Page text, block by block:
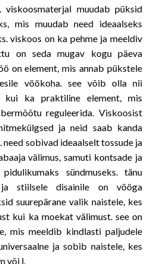
viskoosmaterjal muudab püksid
mis muudab need ideaalseks
viskoos on ka pehme ja meeldiv
on seda mugav kogu päeva
on element, mis annab pükstele
vöökoha. see võib olla nii
kui ka praktiline element, mis
reguleerida. Viskoosist
ja neid saab kanda
sobivad ideaalselt tossude ja
välimus, samuti kontsade ja
sündmuseks. tänu
stiilsele disainile on vööga
suurepärane valik naistele, kes
kui ka moekat välimust. see on
mis meeldib kindlasti paljudele
ja sobib naistele, kes
või l.